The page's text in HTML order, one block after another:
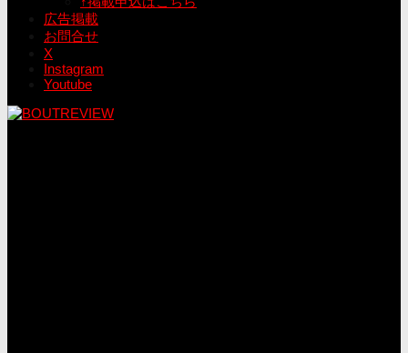
広告掲載
お問合せ
X
Instagram
Youtube